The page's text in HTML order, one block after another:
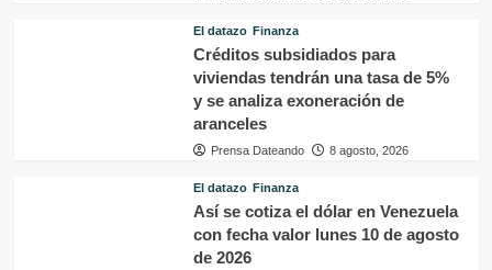
El datazo Finanza
Créditos subsidiados para
viviendas tendrán una tasa de 5%
y se analiza exoneración de
aranceles
Prensa Dateando 8 agosto, 2026
El datazo Finanza
Así se cotiza el dólar en Venezuela
con fecha valor lunes 10 de agosto
de 2026